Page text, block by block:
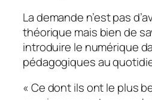
La demande n’est pas
théorique mais bien de
introduire le numérique
pédagogiques au
«Ce dont ils ont le plus